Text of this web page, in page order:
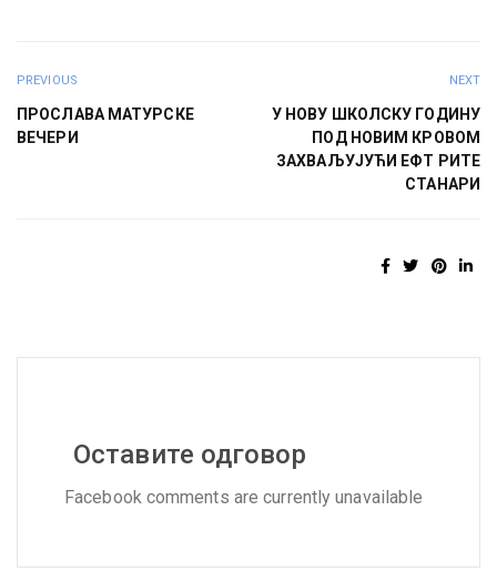
PREVIOUS
ПРОСЛАВА МАТУРСКЕ
ВЕЧЕРИ
NEXT
У НОВУ ШКОЛСКУ ГОДИНУ
ПОД НОВИМ КРОВОМ
ЗАХВАЉУЈУЋИ ЕФТ РИТЕ
СТАНАРИ
Оставите одговор
Facebook comments are currently unavailable